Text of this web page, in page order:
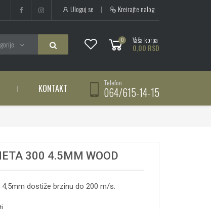
Uloguj se | Kreirajte nalog
0 Vaša korpa
0,00 RSD
KONTAKT Telefon
064/615-14-15
300 4.5MM WOOD
dostiže brzinu do 200 m/s.